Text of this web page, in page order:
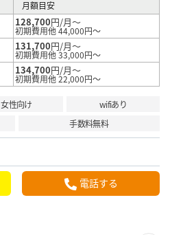
月額目安
128,700円/月～
初期費用他 44,000円～
131,700円/月～
初期費用他 33,000円～
134,700円/月～
初期費用他 22,000円～
女性向け
wifiあり
手数料無料
電話する